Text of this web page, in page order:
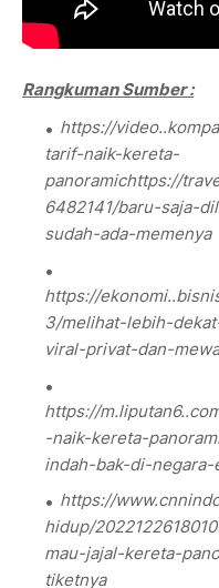
Rangkuman Sumber :
https://
tarif-naik-kereta-
panoramichttps://
6482141/baru-saja-
sudah-ada-memenya
https://
3/melihat-lebih-
viral-privat-dan-
https://
-naik-kereta-
indah-bak-di-negara-
https://
hidup/
mau-jajal-kereta-
tiketnya